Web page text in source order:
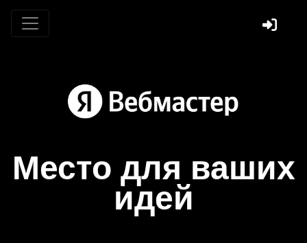
Место для ваших
идей